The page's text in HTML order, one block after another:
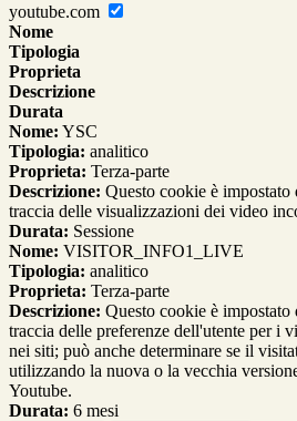
youtube.com
Nome
Tipologia
Proprieta
Descrizione
Durata
Nome: YSC
Tipologia: analitico
Proprieta: Terza-parte
Descrizione: Questo cookie è impostato
traccia delle visualizzazioni dei video
Durata: Sessione
Nome: VISITOR_INFO1_LIVE
Tipologia: analitico
Proprieta: Terza-parte
Descrizione: Questo cookie è impostato
traccia delle preferenze dell'utente per i
nei siti; può anche determinare se il
utilizzando la nuova o la vecchia
Youtube.
Durata: 6 mesi